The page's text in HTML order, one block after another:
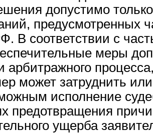
допустимо
предусмотренных
В соответствии с
меры
арбитражного
может затруднить
исполнение
предотвращения
ущерба